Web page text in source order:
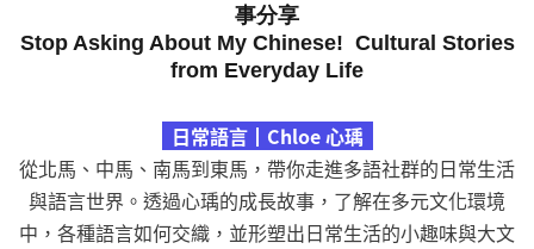
事分享
Stop Asking About My Chinese! Cultural Stories
from Everyday Life
日常語言┃Chloe 心瑀
從北馬、中馬、南馬到東馬，帶你走進多語社群的日常生活
與語言世界。透過心瑀的成長故事，了解在多元文化環境
中，各種語言如何交織，並形塑出日常生活的小趣味與大文